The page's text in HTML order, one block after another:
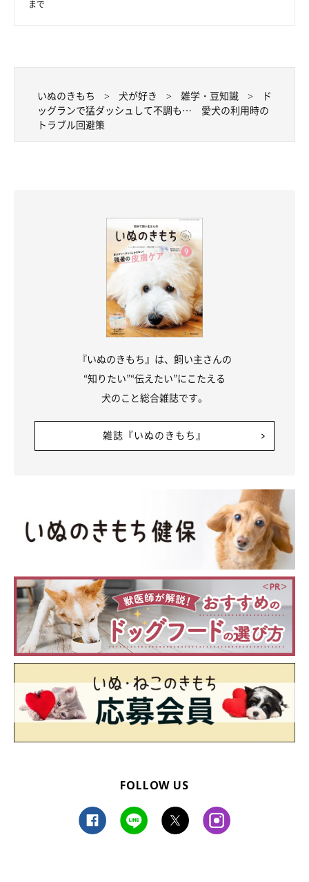
まで
いぬのきもち 犬が好き 雑学・豆知識
ド
ッグランで猛ダッシュして不調も… 愛犬の利用時の
トラブル回避策
『いぬのきもち』は、飼い主さんの
“知りたい”“伝えたい”にこたえる
犬のこと総合雑誌です。
雑誌『いぬのきもち』
FOLLOW US